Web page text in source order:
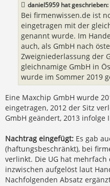
daniel5959 hat geschrieben:
Bei firmenwissen.de ist
eingetragen mit der
genannt wurde. Im
auch, als GmbH nach
Zweigniederlassung der
gleichnamige GmbH in
wurde im Sommer 2019
Eine Maxchip GmbH wurde
eingetragen, 2012 der Sitz
GmbH geändert, 2013
Nachtrag eingefügt: Es gab
(haftungsbeschränkt), bei
verlinkt. Die UG hat
inzwischen aufgelöst laut
Nachfolgenden Absatz